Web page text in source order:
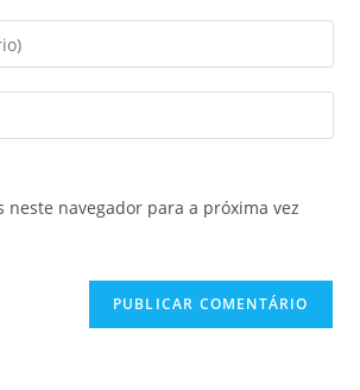
neste navegador para a próxima vez